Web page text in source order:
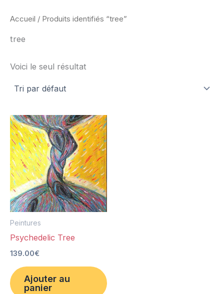
Accueil / Produits identifiés “tree”
tree
Voici le seul résultat
Peintures
Psychedelic Tree
139.00€
Ajouter au
panier